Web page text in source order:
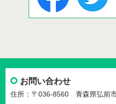
お問い合わせ
住所：〒036-8560 青森県弘前